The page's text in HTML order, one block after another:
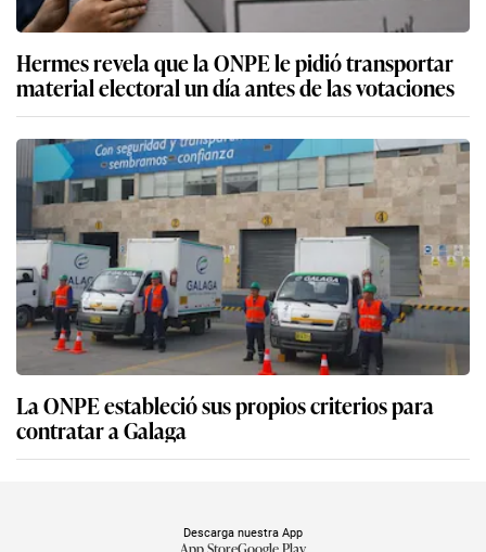
Hermes revela que la ONPE le pidió transportar
material electoral un día antes de las votaciones
La ONPE estableció sus propios criterios para
contratar a Galaga
Descarga nuestra App
App StoreGoogle Play